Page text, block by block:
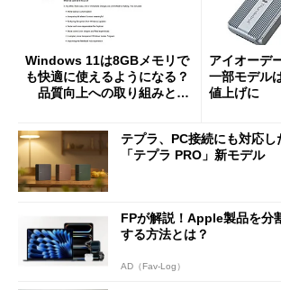
Windows 11は8GBメモリで
も快適に使えるようになる？
品質向上への取り組みと
アイオーデ
一部モデル
値上げに
テプラ、PC接続にも対応し
「テプラ PRO」新モデル
FPが解説！Apple製品を分
する方法とは？
AD（Fav-Log）